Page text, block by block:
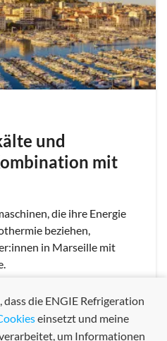
und
mit
die ihre Energie
beziehen,
in Marseille mit
die ENGIE Refrigeration
einsetzt und meine
um Informationen